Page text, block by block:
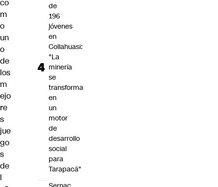
co
m
o
un
o
de
los
m
ejo
re
s
jue
go
s
de
l
de
196
jóvenes
en
Collahuasi:
"La
minería
se
transforma
en
un
motor
de
desarrollo
social
para
Tarapacá"